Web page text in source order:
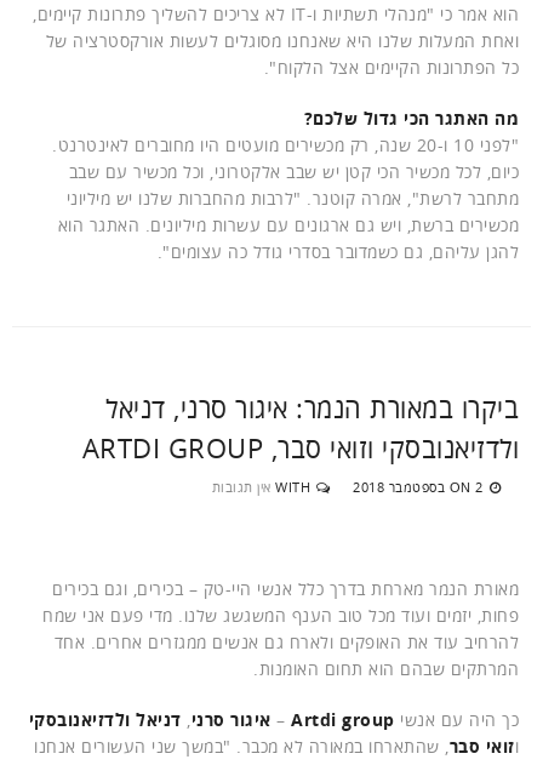
הוא אמר כי "מנהלי תשתיות ו-IT לא צריכים להשליך פתרונות קיימים,
ואחת המעלות שלנו היא שאנחנו מסוגלים לעשות אורקסטרציה של
כל הפתרונות הקיימים אצל הלקוח".
מה האתגר הכי גדול שלכם?
"לפני 10 ו-20 שנה, רק מכשירים מועטים היו מחוברים לאינטרנט.
כיום, לכל מכשיר הכי קטן יש שבב אלקטרוני, וכל מכשיר עם שבב
מתחבר לרשת", אמרה קוטנר. "לרבות מהחברות שלנו יש מיליוני
מכשירים ברשת, ויש גם ארגונים עם עשרות מיליונים. האתגר הוא
להגן עליהם, גם כשמדובר בסדרי גודל כה עצומים".
ביקרו במאורת הנמר: איגור סרני, דניאל
ולדזיאנובסקי וזואי סבר, ARTDI GROUP
ON 2 בספטמבר 2018 WITH אין תגובות
מאורת הנמר מארחת בדרך כלל אנשי היי-טק – בכירים, וגם בכירים
פחות, יזמים ועוד מכל טוב הענף המשגשג שלנו. מדי פעם אני שמח
להרחיב עוד את האופקים ולארח גם אנשים ממגזרים אחרים. אחד
המרתקים שבהם הוא תחום האומנות.
כך היה עם אנשי Artdi group
– איגור סרני, דניאל ולדזיאנובסקי
וזואי סבר, שהתארחו במאורה לא מכבר. "במשך שני העשורים אנחנו